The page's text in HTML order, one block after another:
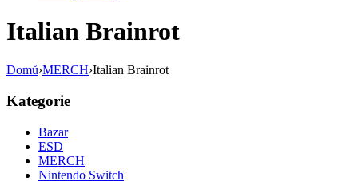
Italian Brainrot
Domů›MERCH›Italian Brainrot
Kategorie
Bazar
ESD
MERCH
Nintendo Switch